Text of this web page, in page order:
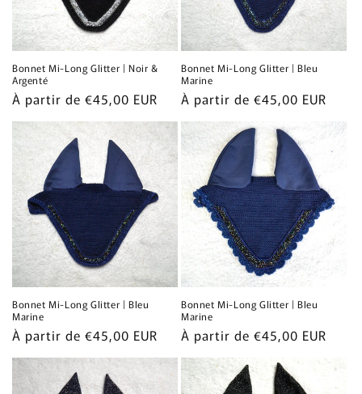
Bonnet Mi-Long Glitter | Noir &
Argenté
Prix
habituel
À partir de €45,00 EUR
Bonnet Mi-Long Glitter | Bleu
Marine
Prix
habituel
À partir de €45,00 EUR
Bonnet Mi-Long Glitter | Bleu
Marine
Prix
habituel
À partir de €45,00 EUR
Bonnet Mi-Long Glitter | Bleu
Marine
Prix
habituel
À partir de €45,00 EUR